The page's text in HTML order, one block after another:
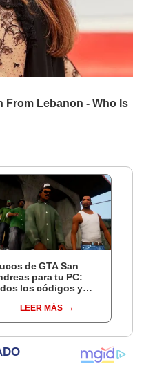
de GTA San
para tu PC:
los códigos y
los retos del
LEER MÁS